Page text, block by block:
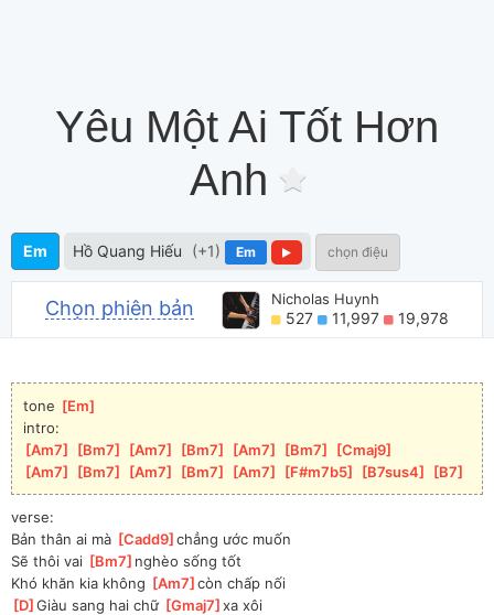
Yêu Một Ai Tốt Hơn
Anh
Em Hồ Quang Hiếu (+1) Em chọn điệu
Chọn phiên bản Nicholas Huynh
527 11,997 19,978
tone [Em
intro:
[Am7 [Bm7 [Am7 [Bm7 [Am7 [Bm7 [Cmaj9
[Am7 [Bm7 [Am7 [Bm7 [Am7 [F#m7b5 [B7sus4 [B7
verse:
Bản thân ai mà [Cadd9 ]
chẳng ước muốn
Sẽ thôi vai [Bm7 ]nghèo sống tốt
Khó khăn kia không [Am7 ]
còn chấp nối
[D ]
Giàu sang hai chữ [Gmaj7 ]
xa xôi